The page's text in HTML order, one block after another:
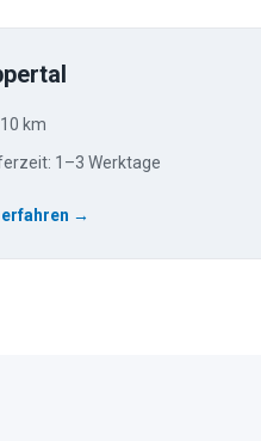
km
1–3 Werktage
erfahren →